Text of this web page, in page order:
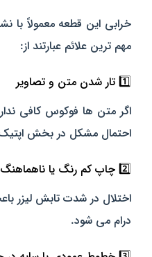
خرابی این قطعه معمولاً
مهم‌ ترین علائم عبارتند از:
1️⃣ تار شدن متن و تصاویر
اگر متن‌ ها فوکوس کافی
احتمال مشکل در بخش اپتیک
2️⃣ چاپ کم‌ رنگ یا ناهماهنگ
اختلال در شدت تابش لیزر
درام می‌ شود.